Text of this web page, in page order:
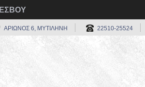
ΑΡΙΩΝΟΣ 6, ΜΥΤΙΛΗΝΗ 22510-25524